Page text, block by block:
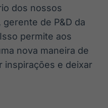
dos nossos
gerente de P&D da
permite aos
nova maneira de
inspirações e deixar